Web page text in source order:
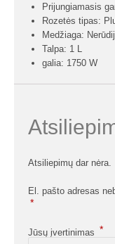
Prijungiamasis
Rozetės tipas:
Medžiaga:
Talpa: 1 L
galia: 1750 W
Atsiliepimų dar nėra.
El. pašto adresas
*
Jūsų įvertinimas *